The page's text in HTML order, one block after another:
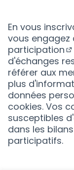
En vous
vous engagez
participation
d'échanges
référer aux
plus
données
cookies. Vos
susceptibles
dans les
participatifs.